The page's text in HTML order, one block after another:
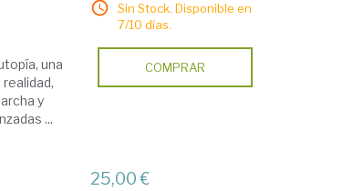
una
y
...
Sin Stock. Disponible en
7/10 días.
COMPRAR
25,00 €